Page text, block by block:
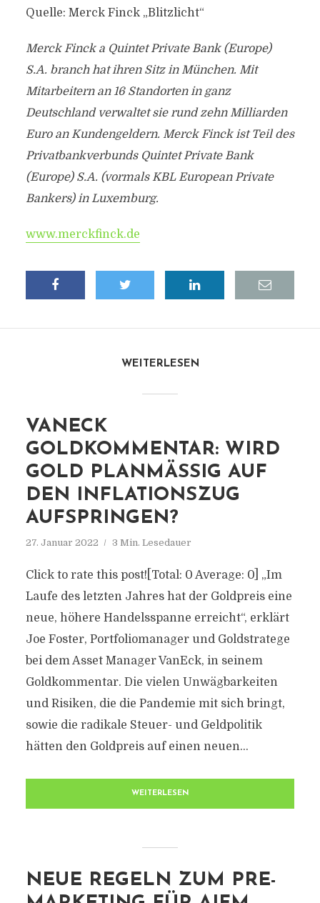
Quelle: Merck Finck „Blitzlicht“
Merck Finck a Quintet Private Bank (Europe)
S.A. branch hat ihren Sitz in München. Mit
Mitarbeitern an 16 Standorten in ganz
Deutschland verwaltet sie rund zehn Milliarden
Euro an Kundengeldern. Merck Finck ist Teil des
Privatbankverbunds Quintet Private Bank
(Europe) S.A. (vormals KBL European Private
Bankers) in Luxemburg.
www.merckfinck.de
WEITERLESEN
VANECK
GOLDKOMMENTAR: WIRD
GOLD PLANMÄSSIG AUF D
EN INFLATIONSZUG A
UFSPRINGEN?
27. Januar 2022 3 Min. Lesedauer
Click to rate this post![Total: 0 Average: 0] „Im
Laufe des letzten Jahres hat der Goldpreis eine
neue, höhere Handelsspanne erreicht“, erklärt
Joe Foster, Portfoliomanager und Goldstratege
bei dem Asset Manager VanEck, in seinem
Goldkommentar. Die vielen Unwägbarkeiten
und Risiken, die die Pandemie mit sich bringt,
sowie die radikale Steuer- und Geldpolitik
hätten den Goldpreis auf einen neuen...
WEITERLESEN
NEUE REGELN ZUM PRE-